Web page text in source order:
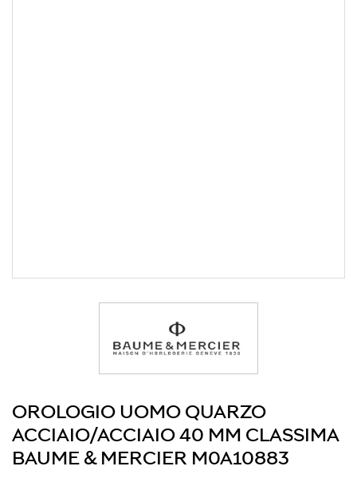
OROLOGIO UOMO QUARZO
ACCIAIO/ACCIAIO 40 MM CLASSIMA
BAUME & MERCIER M0A10883